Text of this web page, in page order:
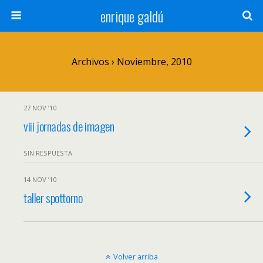
enrique galdú
Archivos › Noviembre, 2010
27 NOV ’10
viii jornadas de imagen
SIN RESPUESTA
14 NOV ’10
taller spottorno
Volver arriba